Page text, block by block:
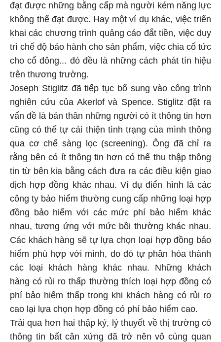
đạt được những bằng cấp mà người kém năng lực
không thể đạt được. Hay một ví dụ khác, việc triển
khai các chương trình quảng cáo đắt tiền, việc duy
trì chế độ bảo hành cho sản phẩm, việc chia cổ tức
cho cổ đông... đó đều là những cách phát tín hiệu
trên thương trường.
Joseph Stiglitz đã tiếp tục bổ sung vào công trình
nghiên cứu của Akerlof và Spence. Stiglitz đặt ra
vấn đề là bản thân những người có ít thông tin hơn
cũng có thể tự cải thiện tình trạng của mình thông
qua cơ chế sàng lọc (screening). Ông đã chỉ ra
rằng bên có ít thông tin hơn có thể thu thập thông
tin từ bên kia bằng cách đưa ra các điều kiện giao
dịch hợp đồng khác nhau. Ví dụ điển hình là các
công ty bảo hiểm thường cung cấp những loại hợp
đồng bảo hiểm với các mức phí bảo hiểm khác
nhau, tương ứng với mức bồi thường khác nhau.
Các khách hàng sẽ tự lựa chọn loại hợp đồng bảo
hiểm phù hợp với mình, do đó tự phân hóa thành
các loại khách hàng khác nhau. Những khách
hàng có rủi ro thấp thường thích loại hợp đồng có
phí bảo hiểm thấp trong khi khách hàng có rủi ro
cao lại lựa chọn hợp đồng có phí bảo hiểm cao.
Trải qua hơn hai thập kỷ, lý thuyết về thị trường có
thông tin bất cân xứng đã trở nên vô cùng quan